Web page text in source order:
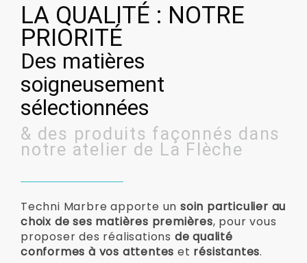
LA QUALITÉ : NOTRE
PRIORITÉ
Des matières
soigneusement
sélectionnées
& des produits façonnés dans
notre atelier de La Flèche
Techni Marbre apporte un soin particulier au
choix de ses matières premières, pour vous
proposer des réalisations de qualité
conformes à vos attentes et résistantes.